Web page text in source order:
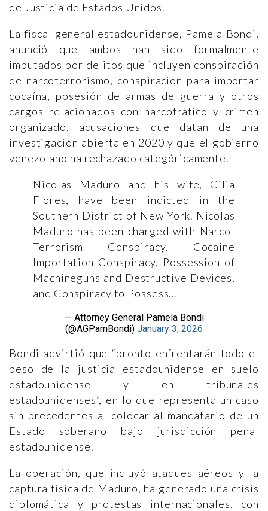
de Justicia de Estados Unidos.
La fiscal general estadounidense, Pamela Bondi,
anunció que ambos han sido formalmente
imputados por delitos que incluyen conspiración
de narcoterrorismo, conspiración para importar
cocaína, posesión de armas de guerra y otros
cargos relacionados con narcotráfico y crimen
organizado, acusaciones que datan de una
investigación abierta en 2020 y que el gobierno
venezolano ha rechazado categóricamente.
Nicolas Maduro and his wife, Cilia
Flores, have been indicted in the
Southern District of New York. Nicolas
Maduro has been charged with Narco-
Terrorism Conspiracy, Cocaine
Importation Conspiracy, Possession of
Machineguns and Destructive Devices,
and Conspiracy to Possess…
— Attorney General Pamela Bondi
(@AGPamBondi) January 3, 2026
Bondi advirtió que “pronto enfrentarán todo el
peso de la justicia estadounidense en suelo
estadounidense y en tribunales
estadounidenses”, en lo que representa un caso
sin precedentes al colocar al mandatario de un
Estado soberano bajo jurisdicción penal
estadounidense.
La operación, que incluyó ataques aéreos y la
captura física de Maduro, ha generado una crisis
diplomática y protestas internacionales, con